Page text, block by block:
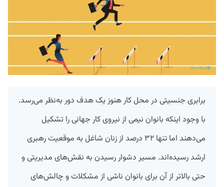
برابری جنسیتی در محل کار هنوز یک هدف دور به‌نظر می‌رسد.
با وجود اینکه بانوان نیمی از نیروی کار جهانی را تشکیل
می‌دهند اما تنها ۳۲ درصد از زنان شاغل به موقعیت رهبری
ارشد رسیده‌اند. مسیر دشوار رسیدن به نقش‌های مدیریتی و
حتی بالاتر از آن برای بانوان ناشی از مشکلات و چالش‌های